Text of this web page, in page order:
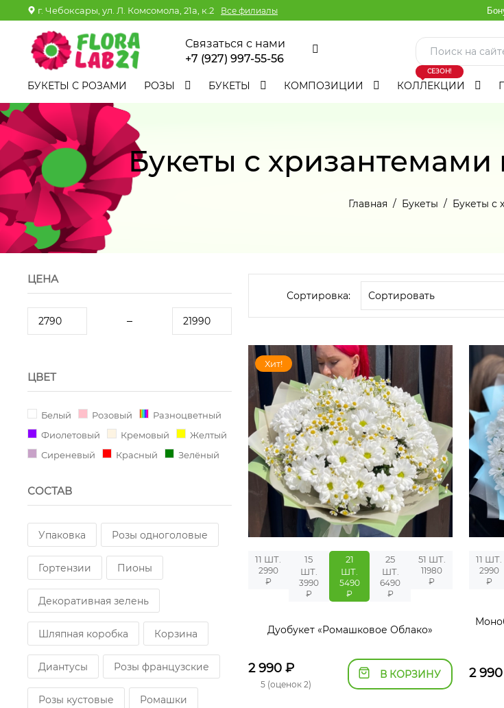
г. Чебоксары, ул. Л. Комсомола, 21а, к.2 Все филиалы
Связаться с нами
+7 (927) 997-55-56
БУКЕТЫ С РОЗАМИ РОЗЫ БУКЕТЫ КОМПОЗИЦИИ КОЛЛЕКЦИИ
СЕЗОН!
Букеты с
Главная Букеты Букеты с
ЦЕНА
ЦВЕТ
Белый Розовый
Разноцветный
Фиолетовый
Кремовый
Желтый
Сиреневый
Красный Зелёный
СОСТАВ
Упаковка Розы одноголовые
Гортензии Пионы
Декоративная зелень
Шляпная коробка Корзина
Диантусы Розы французские
Розы кустовые Ромашки
Сортировка:
Хит!
11 ШТ.
2990
₽
15
ШТ.
3990
₽
21
ШТ.
5490
₽
25
ШТ.
6490
₽
51 ШТ.
11980
₽
Дуобукет «Ромашковое Облако»
2 990 ₽
5 (оценок 2)
В КОРЗИНУ
11 ШТ.
2990
₽
2 990